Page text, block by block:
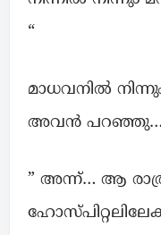
“
മാധവനിൽ
അവന്‍ പറഞ്ഞു…
” അന്ന്… ആ